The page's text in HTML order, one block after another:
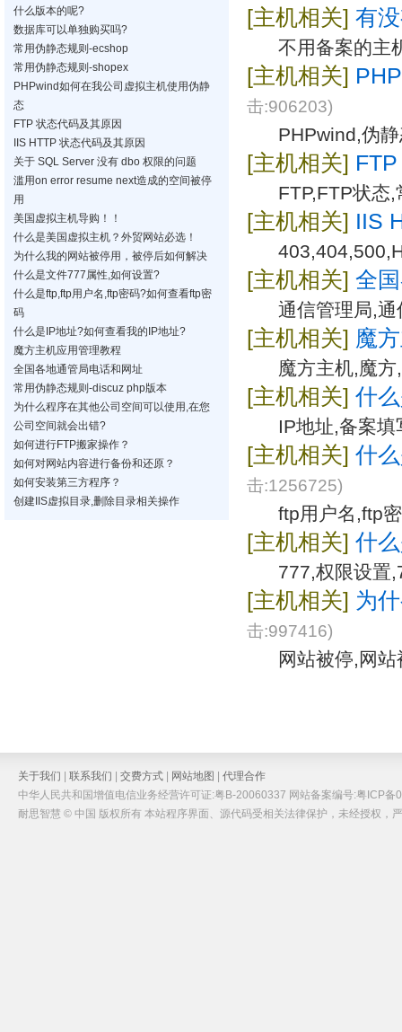
什么版本的呢?
数据库可以单独购买吗?
常用伪静态规则-ecshop
常用伪静态规则-shopex
PHPwind如何在我公司虚拟主机使用伪静
态
FTP 状态代码及其原因
IIS HTTP 状态代码及其原因
关于 SQL Server 没有 dbo 权限的问题
滥用on error resume next造成的空间被停
用
美国虚拟主机导购！！
什么是美国虚拟主机？外贸网站必选！
为什么我的网站被停用，被停后如何解决
什么是文件777属性,如何设置?
什么是ftp,ftp用户名,ftp密码?如何查看ftp密
码
什么是IP地址?如何查看我的IP地址?
魔方主机应用管理教程
全国各地通管局电话和网址
常用伪静态规则-discuz php版本
为什么程序在其他公司空间可以使用,在您
公司空间就会出错?
如何进行FTP搬家操作？
如何对网站内容进行备份和还原？
如何安装第三方程序？
创建IIS虚拟目录,删除目录相关操作
[主机相关] 有
不用备案的主
[主机相关]
击:906203)
PHPwind,伪
[主机相关]
FTP,FTP状态
[主机相关] IIS
[主机相关] 全
通信管理局,
[主机相关] 魔
魔方主机,魔
[主机相关] 什
IP地址,备案
[主机相关] 什
击:1256725)
ftp用户名,ftp
[主机相关] 什
777,权限设置
[主机相关] 为
击:997416)
网站被停,网
关于我们 联系我们 交费方式 网站地图
代理合作
中华人民共和国增值电信业务经营许可证:粤B-20060337 网站备案编号:粤ICP备
耐思智慧 © 中国 版权所有 本站程序界面、源代码受相关法律保护，未经授权，